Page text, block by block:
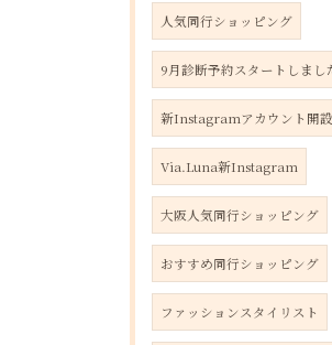
人気同行ショッピング
9月診断予約スタートしまし
新Instagramアカウント開設
Via.Luna新Instagram
大阪人気同行ショッピング
おすすめ同行ショッピング
ファッションスタイリスト